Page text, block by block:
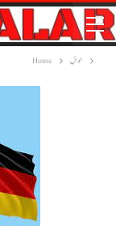
Home حوال